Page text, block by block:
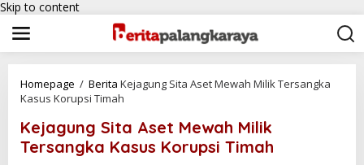
Skip to content
Homepage / Berita Kejagung Sita Aset Mewah Milik Tersangka
Kasus Korupsi Timah
Kejagung Sita Aset Mewah Milik
Tersangka Kasus Korupsi Timah